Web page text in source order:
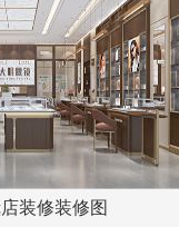
装修装修图